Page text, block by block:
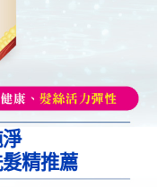
精推薦